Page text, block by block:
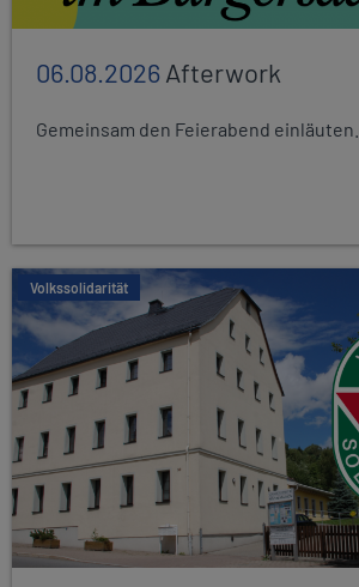
06.08.2026Afterwork
Gemeinsam den Feierabend einläuten...
Volkssolidarität